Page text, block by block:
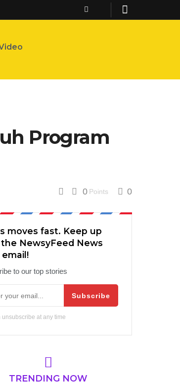
Program
0 Points 0
moves fast. Keep up
NewsyFeed News
email!
to our top stories
Subscribe
unsubscribe at any time
TRENDING NOW